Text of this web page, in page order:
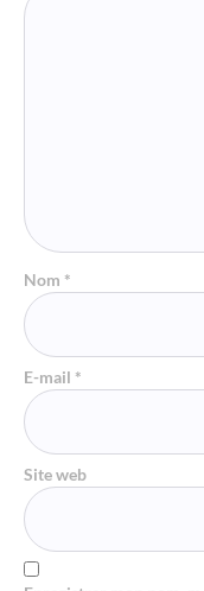
Nom *
E-mail *
Site web